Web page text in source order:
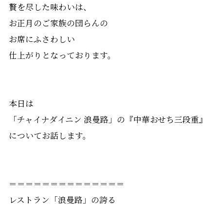
贅を尽した味わいは、
お正月のご家族の団らんの
お席にふさわしい
仕上がりとなっております。
本日は
「チャイナダイニン 浪曼路」の『中華おせち三段重』
についてお話します。
＝＝＝＝＝＝＝＝＝＝＝＝＝＝
レストラン「浪曼路」の誇る